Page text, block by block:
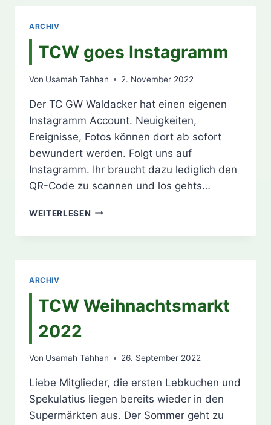
ARCHIV
TCW goes Instagramm
Von Usamah Tahhan 2. November 2022
Der TC GW Waldacker hat einen eigenen
Instagramm Account. Neuigkeiten,
Ereignisse, Fotos können dort ab sofort
bewundert werden. Folgt uns auf
Instagramm. Ihr braucht dazu lediglich den
QR-Code zu scannen und los gehts…
WEITERLESEN TCW
INSTAGRAMM
ARCHIV
TCW Weihnachtsmarkt
2022
Von Usamah Tahhan 26. September 2022
Liebe Mitglieder, die ersten Lebkuchen und
Spekulatius liegen bereits wieder in den
Supermärkten aus. Der Sommer geht zu